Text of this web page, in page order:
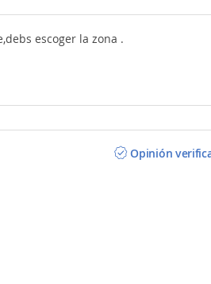
escoger la zona .
Opinión